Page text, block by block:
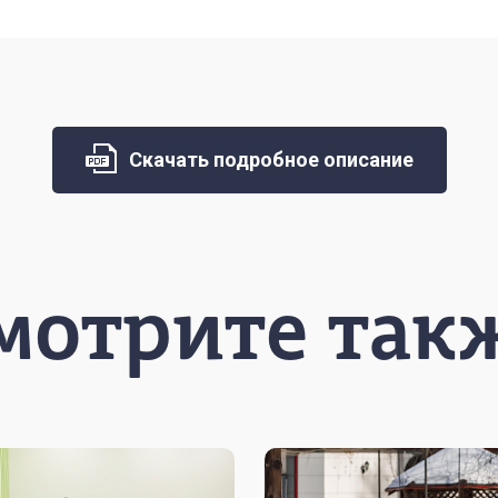
Скачать подробное описание